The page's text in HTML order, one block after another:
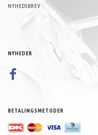
NYHEDSBREV
NYHEDER
BETALINGSMETODER